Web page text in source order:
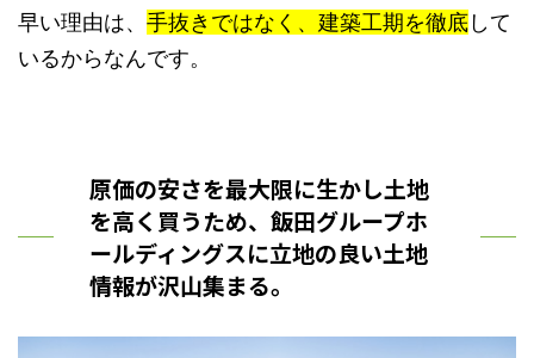
早い理由は、 手抜きではなく、建築工期を徹底して
いるからなんです。
原価の安さを最大限に生かし土地
を高く買うため、飯田グループホ
ールディングスに立地の良い土地
情報が沢山集まる。